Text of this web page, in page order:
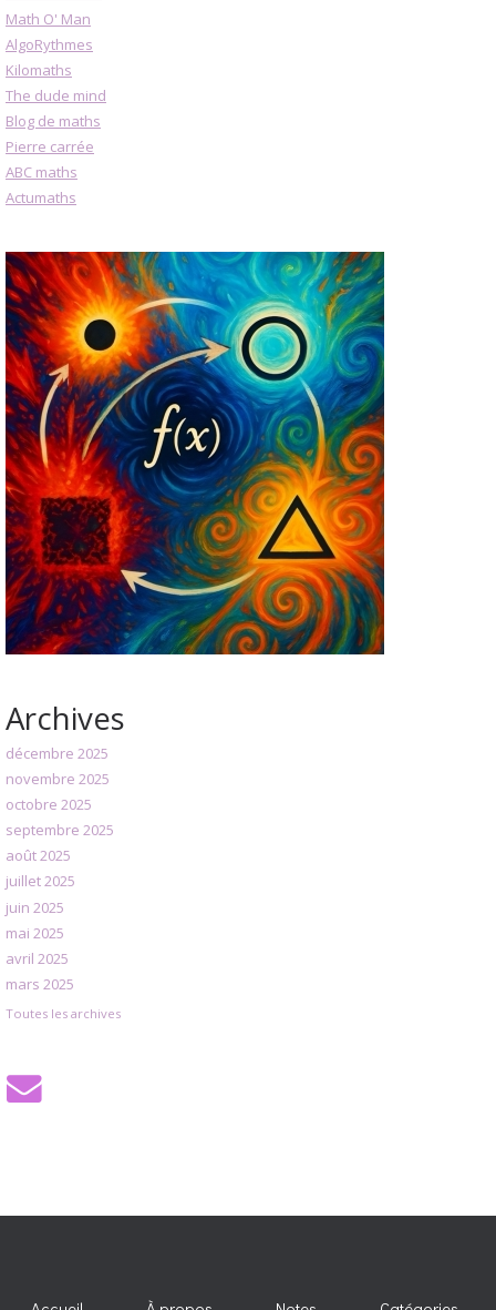
Math O' Man
AlgoRythmes
Kilomaths
The dude mind
Blog de maths
Pierre carrée
ABC maths
Actumaths
Archives
décembre 2025
novembre 2025
octobre 2025
septembre 2025
août 2025
juillet 2025
juin 2025
mai 2025
avril 2025
mars 2025
Toutes les archives